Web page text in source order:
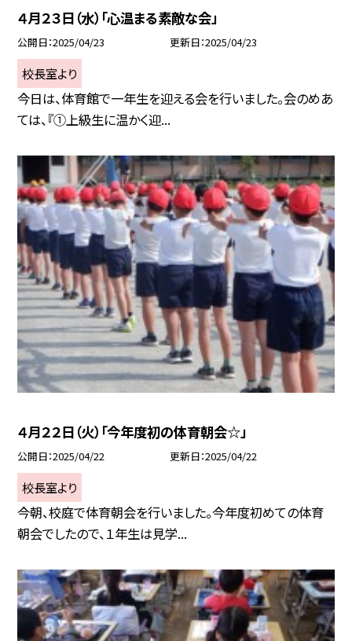
４月２３日（水）「心温まる素敵な会」
公開日 2025/04/23 更新日 2025/04/23
校長室より
今日は、体育館で一年生を迎える会を行いました。会のめあ
ては、『①上級生に温かく迎...
４月２２日（火）「今年度初の体育朝会☆」
公開日 2025/04/22 更新日 2025/04/22
校長室より
今朝、校庭で体育朝会を行いました。今年度初めての体育
朝会でしたので、１年生は見学...